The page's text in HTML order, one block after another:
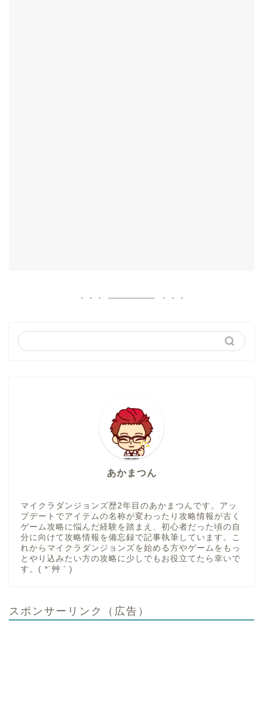
あかまつん
マイクラダンジョンズ歴2年目のあかまつんです。アッ
プデートでアイテムの名称が変わったり攻略情報が古く
ゲーム攻略に悩んだ経験を踏まえ、初心者だった頃の自
分に向けて攻略情報を備忘録で記事執筆しています。こ
れからマイクラダンジョンズを始める方やゲームをもっ
とやり込みたい方の攻略に少しでもお役立てたら幸いで
す。( *´艸｀)
スポンサーリンク（広告）